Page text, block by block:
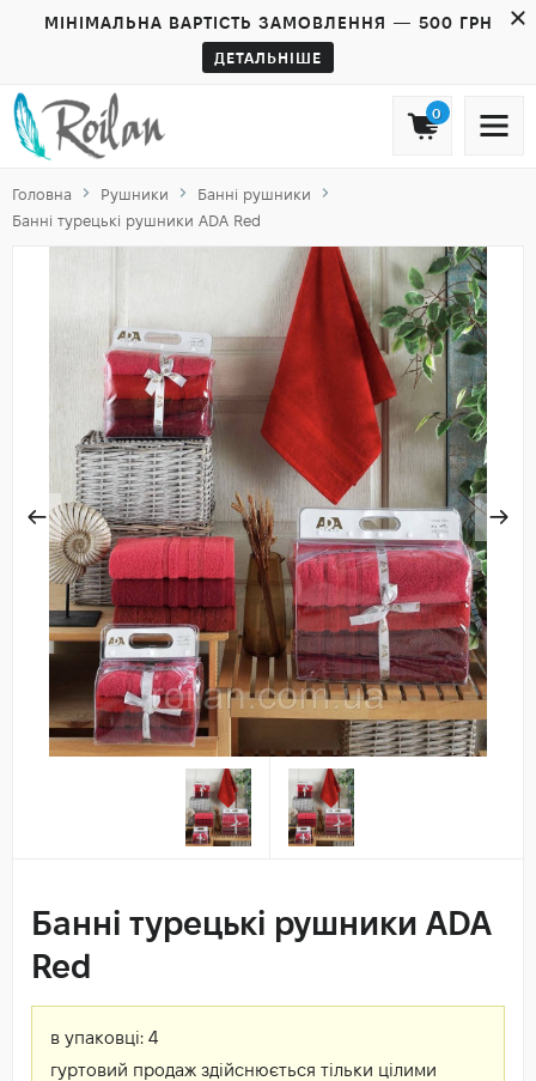
МІНІМАЛЬНА ВАРТІСТЬ ЗАМОВЛЕННЯ — 500 ГРН
ДЕТАЛЬНІШЕ
0
Головна Рушники
Банні рушники
Банні турецькі рушники ADA Red
Банні турецькі рушники ADA
Red
в упаковці: 4
гуртовий продаж здійснюється тільки цілими